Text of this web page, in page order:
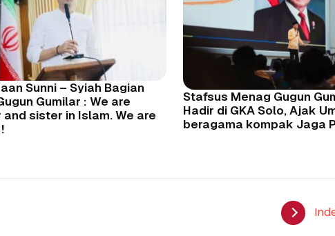
Sunni – Syiah Bagian
Gumilar : We are
sister in Islam. We are
Stafsus Menag Gugun
Hadir di GKA Solo, Ajak
beragama kompak Jaga